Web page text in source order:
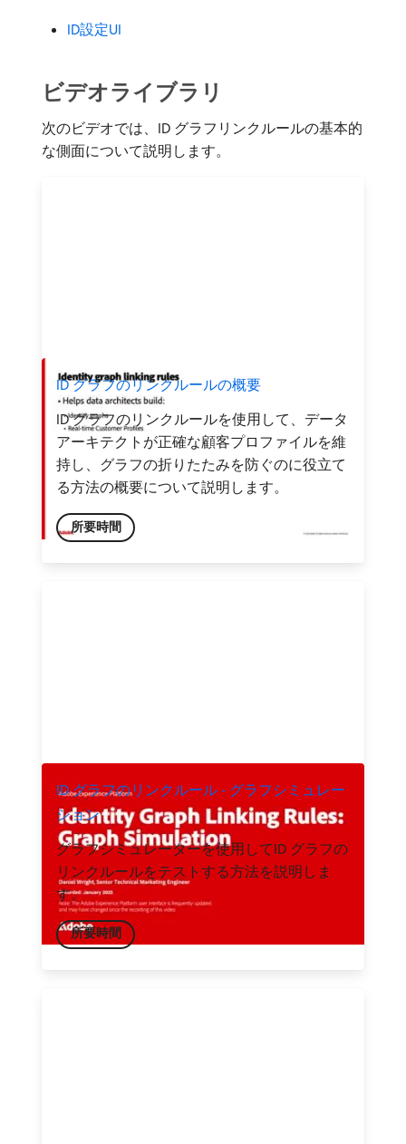
ID設定UI
ビデオライブラリ
次のビデオでは、ID グラフリンクルールの基本的
な側面について説明します。
ID グラフのリンクルールの概要
ID グラフのリンクルールを使用して、データ
アーキテクトが正確な顧客プロファイルを維
持し、グラフの折りたたみを防ぐのに役立て
る方法の概要について説明します。
所要時間
ID グラフのリンクルール - グラフシミュレー
ション
グラフシミュレーターを使用してID グラフの
リンクルールをテストする方法を説明しま
す。
所要時間